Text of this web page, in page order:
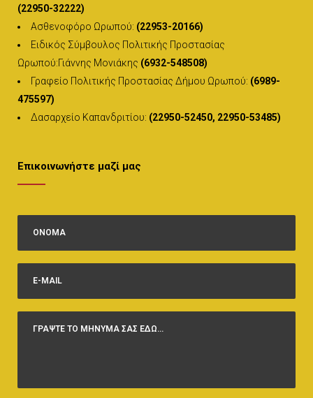
(22950-32222)
Ασθενοφόρο Ωρωπού: (22953-20166)
Ειδικός Σύμβουλος Πολιτικής Προστασίας
Ωρωπού:Γιάννης Μονιάκης (6932-548508)
Γραφείο Πολιτικής Προστασίας Δήμου Ωρωπού: (6989-
475597)
Δασαρχείο Καπανδριτίου: (22950-52450, 22950-53485)
Επικοινωνήστε μαζί μας